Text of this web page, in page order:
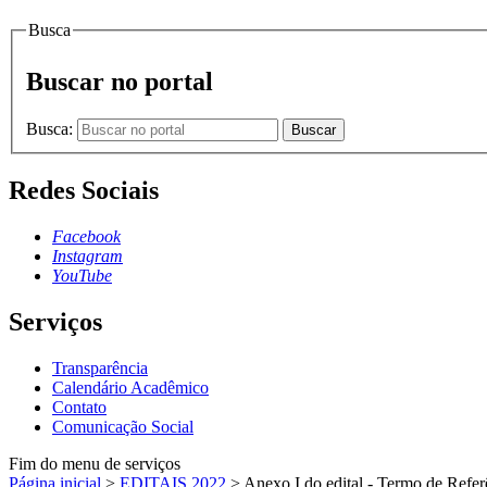
Busca
Buscar no portal
Busca: Buscar
Redes Sociais
Facebook
Instagram
YouTube
Serviços
Transparência
Calendário Acadêmico
Contato
Comunicação Social
Fim do menu de serviços
Página inicial > EDITAIS 2022 > Anexo I do edital - Termo de